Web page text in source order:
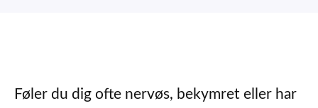
Føler du dig ofte nervøs, bekymret eller har